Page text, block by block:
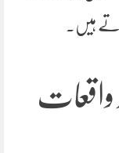
ہیں۔
واقعات